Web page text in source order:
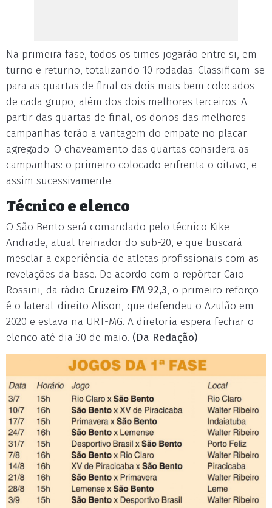
Na primeira fase, todos os times jogarão entre si, em
turno e returno, totalizando 10 rodadas. Classificam-se
para as quartas de final os dois mais bem colocados
de cada grupo, além dos dois melhores terceiros. A
partir das quartas de final, os donos das melhores
campanhas terão a vantagem do empate no placar
agregado. O chaveamento das quartas considera as
campanhas: o primeiro colocado enfrenta o oitavo, e
assim sucessivamente.
Técnico e elenco
O São Bento será comandado pelo técnico Kike
Andrade, atual treinador do sub-20, e que buscará
mesclar a experiência de atletas profissionais com as
revelações da base. De acordo com o repórter Caio
Rossini, da rádio Cruzeiro FM 92,3, o primeiro reforço
é o lateral-direito Alison, que defendeu o Azulão em
2020 e estava na URT-MG. A diretoria espera fechar o
elenco até dia 30 de maio. (Da Redação)